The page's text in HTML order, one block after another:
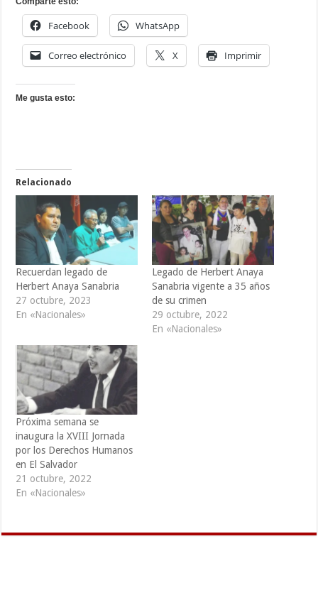
Facebook WhatsApp
Correo electrónico X Imprimir
Me gusta esto:
Relacionado
Recuerdan legado de
Herbert Anaya Sanabria
27 octubre, 2023
En «Nacionales»
Legado de Herbert Anaya
Sanabria vigente a 35 años
de su crimen
29 octubre, 2022
En «Nacionales»
Próxima semana se
inaugura la XVIII Jornada
por los Derechos Humanos
en El Salvador
21 octubre, 2022
En «Nacionales»